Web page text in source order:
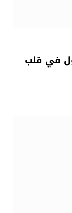
في قلب